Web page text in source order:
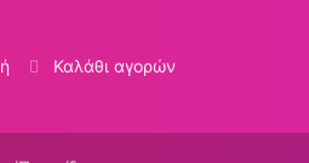
Καλάθι αγορών